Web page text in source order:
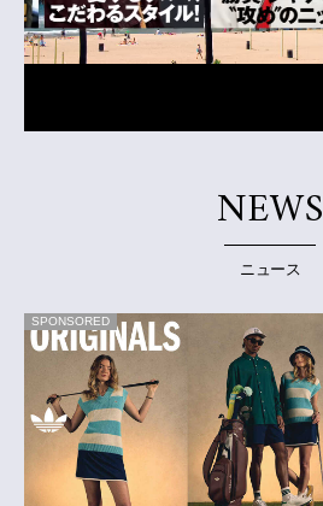
NEWS
ニュース
SPONSORED